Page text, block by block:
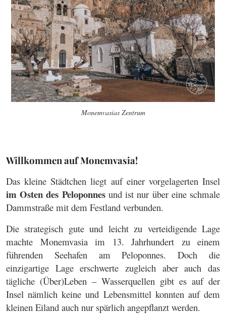
Monemvasias Zentrum
Willkommen auf Monemvasia!
Das kleine Städtchen liegt auf einer vorgelagerten Insel
im Osten des Peloponnesund ist nur über eine schmale
Dammstraße mit dem Festland verbunden.
Die strategisch gute und leicht zu verteidigende Lage
machte Monemvasia im 13. Jahrhundert zu einem
führenden Seehafen am Peloponnes. Doch die
einzigartige Lage erschwerte zugleich aber auch das
tägliche (Über)Leben – Wasserquellen gibt es auf der
Insel nämlich keine und Lebensmittel konnten auf dem
kleinen Eiland auch nur spärlich angepflanzt werden.